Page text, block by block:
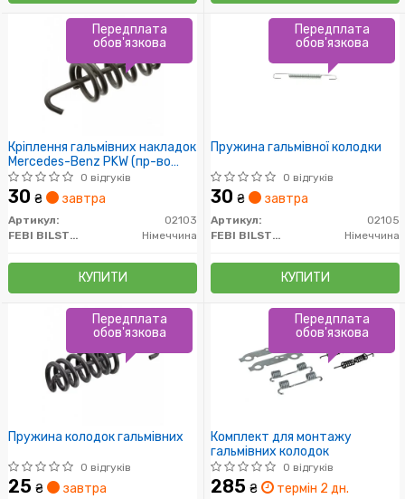
Кріплення гальмівних накладок
Mercedes-Benz PKW (пр-во
FEBI)
0 відгуків
30 ₴ завтра
Артикул:
02103
FEBI BILSTEIN
Німеччина
КУПИТИ
Передплата
обов'язкова
Пружина гальмівної колодки
0 відгуків
30 ₴ завтра
Артикул:
02105
FEBI BILSTEIN
Німеччина
КУПИТИ
Передплата
обов'язкова
Пружина колодок гальмівних
0 відгуків
25 ₴ завтра
Передплата
обов'язкова
Комплект для монтажу
гальмівних колодок
0 відгуків
285 ₴ термін 2 дн.
Передплата
обов'язкова